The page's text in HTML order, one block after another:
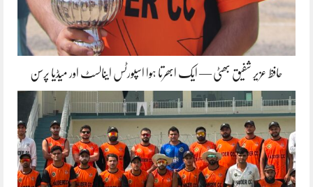
حافظ عزیر شفیق بھٹی — ایک ابھرتا ہوا اسپورٹس اینالسٹ اور میڈیا پرسن